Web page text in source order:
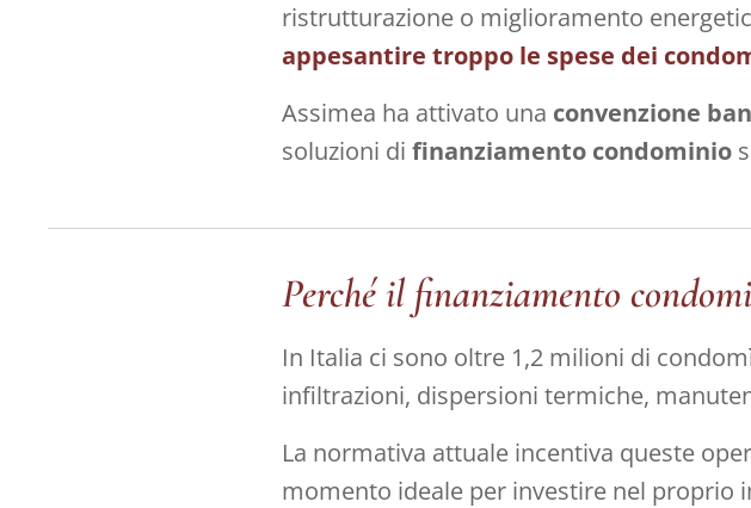
ristrutturazione o miglioramento
appesantire troppo le spese dei
Assimea ha attivato una convenzione
soluzioni di finanziamento condominio
Perché il finanziamento
In Italia ci sono oltre 1,2 milioni di
infiltrazioni, dispersioni termiche,
La normativa attuale incentiva queste
momento ideale per investire nel proprio